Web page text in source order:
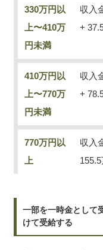
330万円以
上〜410万
円未満
収入
+
410万円以
上〜770万
円未満
収入
+
770万円以
上
収入
一部を一時金として
けて受給する